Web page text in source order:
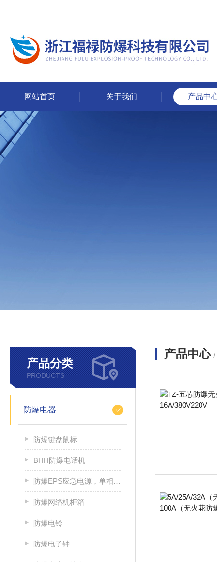
网站首页 关于我们 产品中
产品分类
PRODUCTS
防爆电器
防爆键盘鼠标
BHH防爆电话机
防爆EPS应急电源，单相/三相电源箱
防爆网络机柜箱
防爆电铃
防爆电子钟
产品中心 /